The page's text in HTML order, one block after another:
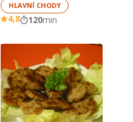
HLAVNÍ CHODY
4,8 120min